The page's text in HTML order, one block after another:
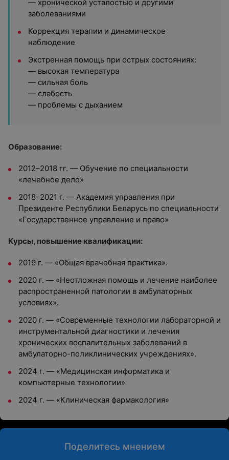
— хронической усталостью и другими
заболеваниями
Коррекция терапии и динамическое
наблюдение
Экстренная помощь при острых состояниях:
— высокая температура
— сильная боль
— слабость
— проблемы с дыханием
Образование:
2012–2018 гг. — Обучение по специальности
«лечебное дело»
2018–2021 г. — Академия управления при
Президенте Республики Беларусь по специальности
«Государственное управление и право»
Курсы, повышение квалификации:
2019 г. — «Общая врачебная практика».
2020 г. — «Неотложная помощь и лечение наиболее
распространенной патологии в амбулаторных
условиях».
2020 г. — «Современные технологии лабораторной и
инструментальной диагностики и лечения
хронических воспалительных заболеваний в
амбулаторно-поликлинических учреждениях».
2024 г. — «Медицинская информатика и
компьютерные технологии»
2024 г. — «Клиническая фармакология»
Поделитесь мнением